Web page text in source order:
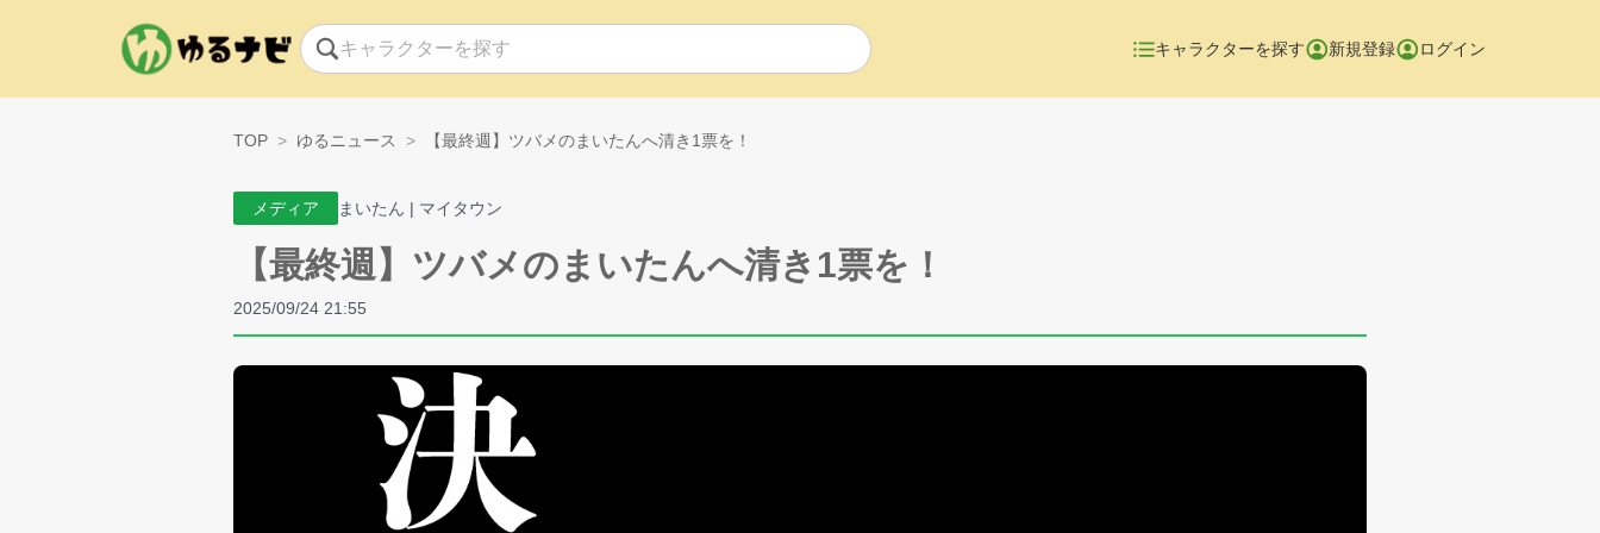
キャラクターを探す 新規登録 ログイン
TOP ゆるニュース 【最終週】ツバメのまいたんへ清き1票を！
メディア まいたん | マイタウン
【最終週】ツバメのまいたんへ清き1票を！
2025/09/24 21:55